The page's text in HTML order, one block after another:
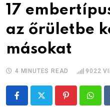
17
az őrületbe
másokat
4 MINUTES READ 9022
Pinterest